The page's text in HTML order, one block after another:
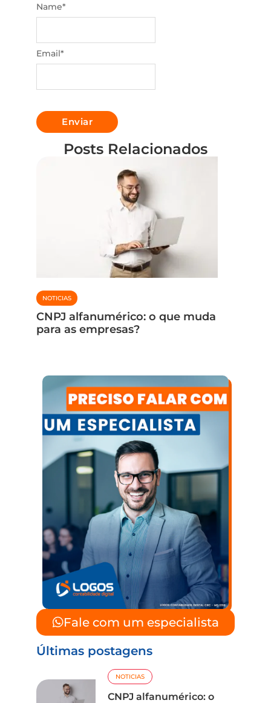
Name*
Email*
Posts Relacionados
NOTICIAS
CNPJ alfanumérico: o que muda
para as empresas?
Fale com um especialista
Últimas postagens
NOTICIAS
CNPJ alfanumérico: o